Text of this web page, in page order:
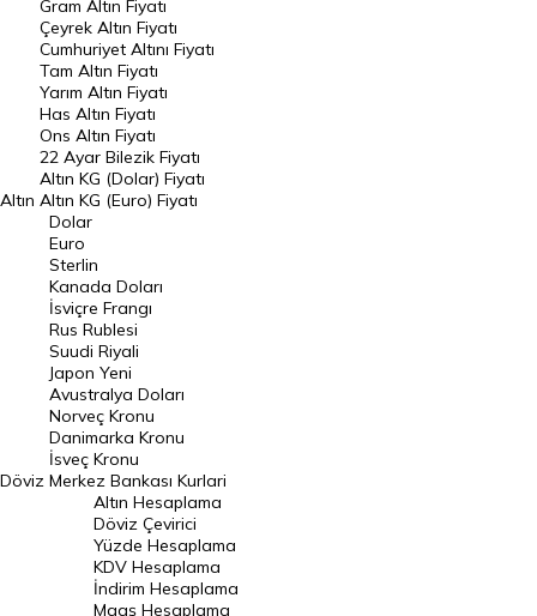
Raporlar
Endeksler
DÖVİZ
Döviz Kuru
Dolar Kuru
Euro Kuru
Pound Kuru
Frank Kuru
Riyal Kuru
Avustralya Doları
Danimarka Kronu Kuru
Kanada Doları Kuru
Norveç Kronu Kuru
İsveç Kronu Kuru
Japon Yeni Kuru
Serbest Piyasa Döviz Kurları
Altın
Gram Altın Fiyatı
Çeyrek Altın Fiyatı
Cumhuriyet Altını Fiyatı
Tam Altın Fiyatı
Yarım Altın Fiyatı
Has Altın Fiyatı
Ons Altın Fiyatı
22 Ayar Bilezik Fiyatı
Altın KG (Dolar) Fiyatı
Altın KG (Euro) Fiyatı
Döviz
Dolar
Euro
Sterlin
Kanada Doları
İsviçre Frangı
Rus Rublesi
Suudi Riyali
Japon Yeni
Avustralya Doları
Norveç Kronu
Danimarka Kronu
İsveç Kronu
Merkez Bankası Kurlari
Altın Hesaplama
Döviz Çevirici
Yüzde Hesaplama
KDV Hesaplama
İndirim Hesaplama
Maaş Hesaplama